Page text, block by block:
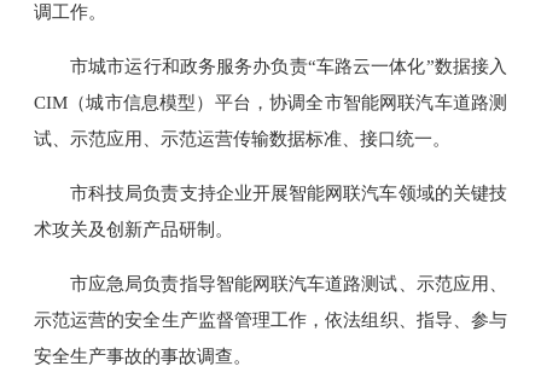
调工作。
市城市运行和政务服务办负责“车路云一体化”数据接入
CIM（城市信息模型）平台，协调全市智能网联汽车道路测
试、示范应用、示范运营传输数据标准、接口统一。
市科技局负责支持企业开展智能网联汽车领域的关键技
术攻关及创新产品研制。
市应急局负责指导智能网联汽车道路测试、示范应用、
示范运营的安全生产监督管理工作，依法组织、指导、参与
安全生产事故的事故调查。